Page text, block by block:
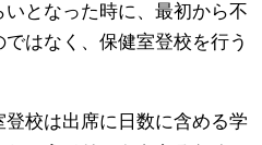
となった時に、最初から不
はなく、保健室登校を行う
校は出席に日数に含める学